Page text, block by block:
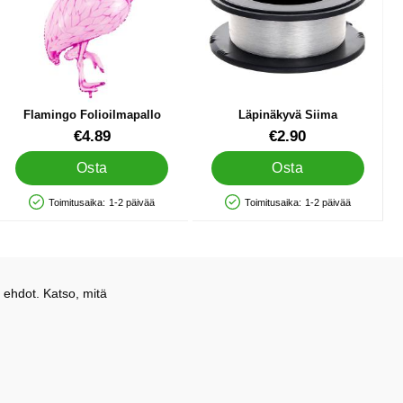
Flamingo Folioilmapallo
Tuote.nro 19653€4.89
Osta
Saatavuus: Varastossa
Toimitusaika: 1-2 päivää
Läpinäkyvä Siima
Tuote.nro 32222€2.90
Osta
Saatavuus: Varastossa
Toimitusaika: 1-2 päivää
Katso, mitä